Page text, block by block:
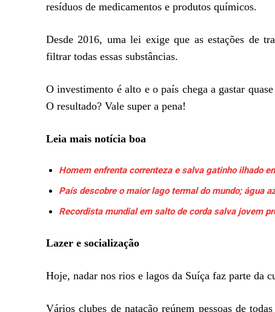
resíduos de medicamentos e produtos químicos.
Desde 2016, uma lei exige que as estações de
filtrar todas essas substâncias.
O investimento é alto e o país chega a gastar
O resultado? Vale super a pena!
Leia mais notícia boa
Homem enfrenta correnteza e salva gatinho ilhado
País descobre o maior lago termal do mundo; água
Recordista mundial em salto de corda salva jovem
Lazer e socialização
Hoje, nadar nos rios e lagos da Suíça faz parte da
Vários clubes de natação reúnem pessoas de